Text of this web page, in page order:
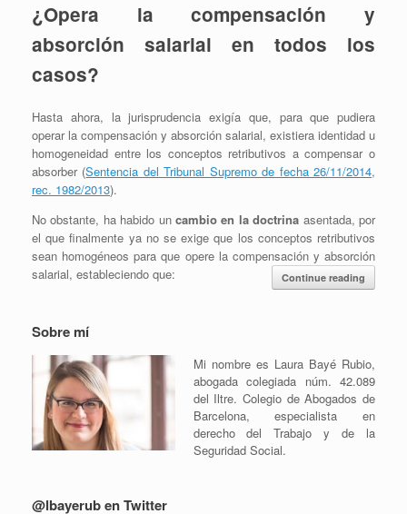
¿Opera la compensación y
absorción salarial en todos los
casos?
Hasta ahora, la jurisprudencia exigía que, para que pudiera
operar la compensación y absorción salarial, existiera identidad u
homogeneidad entre los conceptos retributivos a compensar o
absorber (Sentencia del Tribunal Supremo de fecha 26/11/2014,
rec. 1982/2013).
No obstante, ha habido un cambio en la doctrina asentada, por
el que finalmente ya no se exige que los conceptos retributivos
sean homogéneos para que opere la compensación y absorción
salarial, estableciendo que:
Continue reading
Sobre mí
Mi nombre es Laura Bayé Rubio,
abogada colegiada núm. 42.089
del Iltre. Colegio de Abogados de
Barcelona, especialista en
derecho del Trabajo y de la
Seguridad Social.
@lbayerub en Twitter